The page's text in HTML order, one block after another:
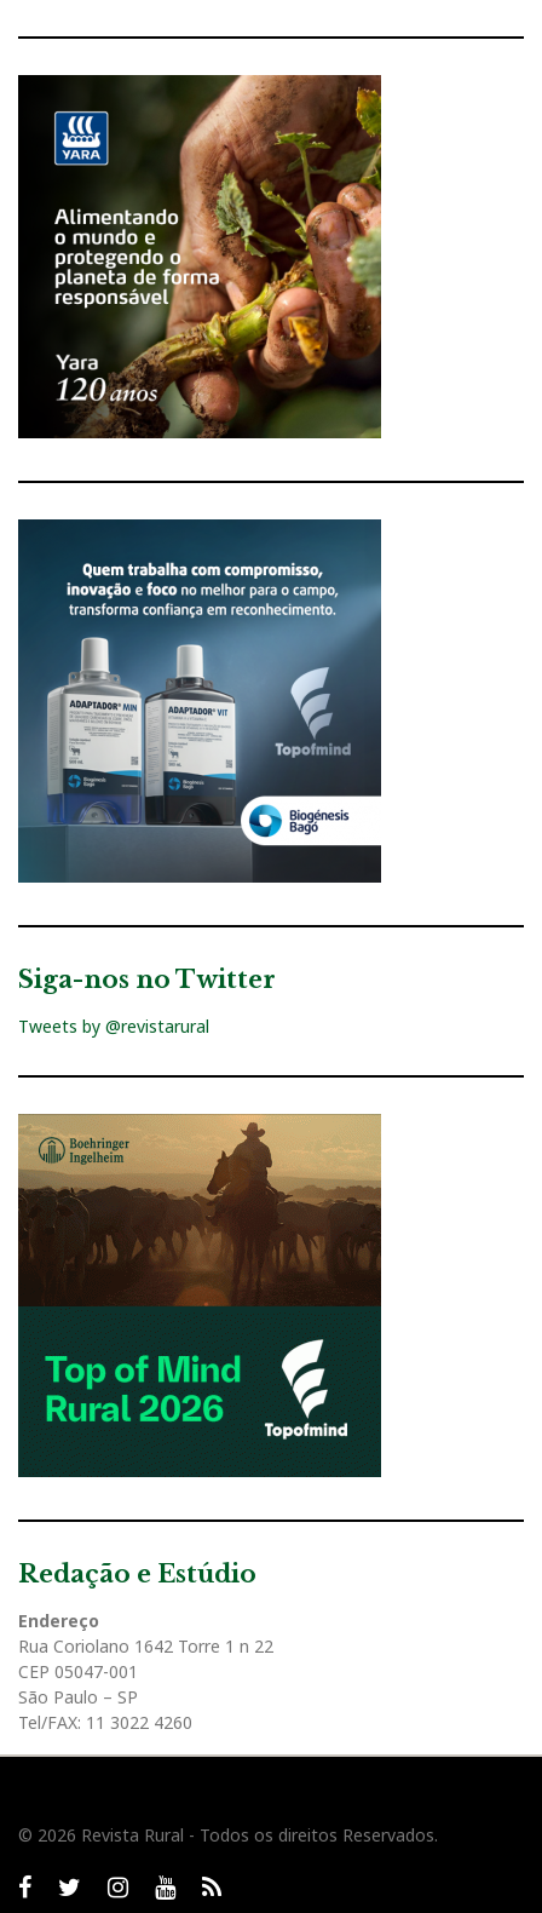
Siga-nos no Twitter
Tweets by @revistarural
Redação e Estúdio
Endereço
Rua Coriolano 1642 Torre 1 n 22
CEP 05047-001
São Paulo – SP
Tel/FAX: 11 3022 4260
© 2026 Revista Rural - Todos os direitos Reservados.
FacebooktwitterInstagramYoutube
RSS